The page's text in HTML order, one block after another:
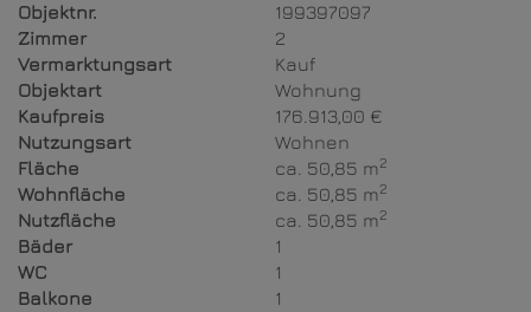
Objektnr.
199397097
Zimmer
2
Vermarktungsart
Kauf
Objektart
Wohnung
Kaufpreis
176.913,00 €
Nutzungsart
Wohnen
Fläche
ca. 50,85 m2
Wohnfläche ca. 50,85 m2
Nutzfläche ca. 50,85 m2
Bäder
1
WC
1
Balkone
1